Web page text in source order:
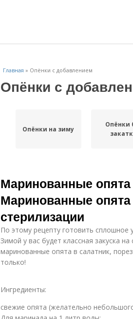
Главная » Опёнки с добавлением
Опёнки с
Опёнки на зиму
Опёнки
Маринованные
Маринованные
стерилизации
По этому рецепту готовить сплошное
Зимой у вас будет классная закуска
маринованные опята в салатник,
только!
Ингредиенты:
свежие опята (желательно